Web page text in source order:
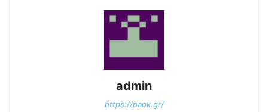
admin
https://paok.gr/